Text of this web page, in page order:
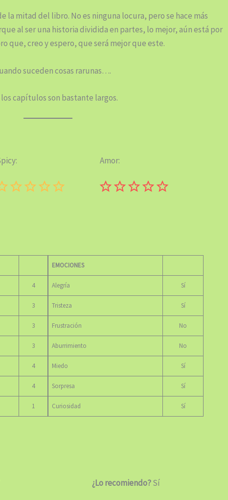
la mitad del libro. No es ninguna locura, pero se hace más
al ser una historia dividida en partes, lo mejor, aún está por
que, creo y espero, que será mejor que este.
suceden cosas rarunas….
los capítulos son bastante largos.
Amor:
4
3
3
3
4
4
1
EMOCIONES
Alegría Sí
Tristeza Sí
Frustración No
Aburrimiento No
Miedo Sí
Sorpresa Sí
Curiosidad Sí
¿Lo recomiendo?Sí